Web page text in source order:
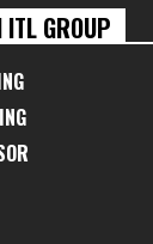
GROUP